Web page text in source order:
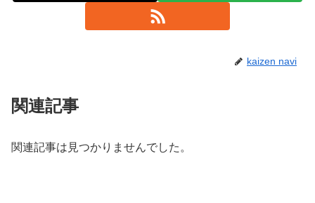
kaizen navi
関連記事
関連記事は見つかりませんでした。